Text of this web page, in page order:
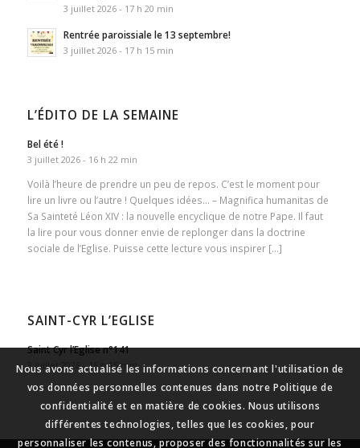
3 juillet 2026 - 17 h 20 min
Rentrée paroissiale le 13 septembre!
3 juillet 2026 - 17 h 15 min
L’ÉDITO DE LA SEMAINE
Bel été !
3 juillet 2026 - 16 h 22 min
Voilà l’heure de prendre un peu de repos. C’est le moment pour
lire un livre ou l’autre ! Quelques idées… – Magnifica humanitas de
Sa Sainteté Léon XIV : la nouvelle encyclique de notre Pape. Il faut
la lire pour vous donner envie de replonger dans la doctrine
sociale de l’Eglise. Puisse cette lecture vous inspirer […]
SAINT-CYR L’EGLISE
Saint Cyr l’Eglise n°141
3 juillet 2026 - 16 h 15 min
Nous avons actualisé les informations concernant l'utilisation de
vos données personnelles contenues dans notre Politique de
confidentialité et en matière de cookies. Nous utilisons
différentes technologies, telles que les cookies, pour
personnaliser les contenus, proposer des fonctionnalités sur les